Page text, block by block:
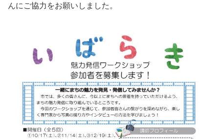
んにご協力をお願いしました。